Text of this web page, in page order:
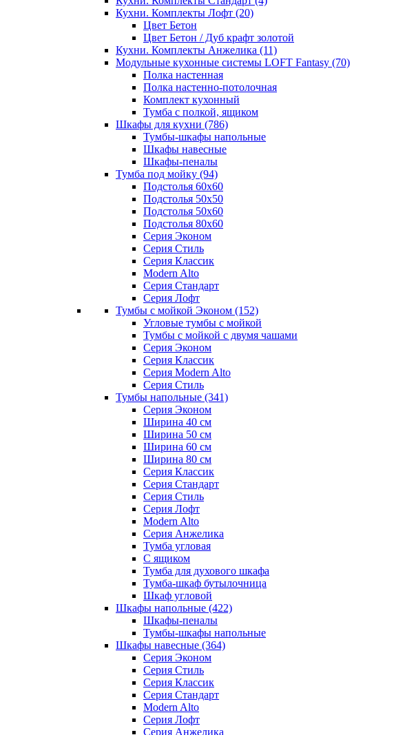
Кухни. Комплекты Лофт (20)
Цвет Бетон
Цвет Бетон / Дуб крафт золотой
Кухни. Комплекты Анжелика (11)
Модульные кухонные системы LOFT Fantasy (70)
Полка настенная
Полка настенно-потолочная
Комплект кухонный
Тумба с полкой, ящиком
Шкафы для кухни (786)
Тумбы-шкафы напольные
Шкафы навесные
Шкафы-пеналы
Тумба под мойку (94)
Подстолья 60х60
Подстолья 50х50
Подстолья 50х60
Подстолья 80х60
Серия Эконом
Серия Стиль
Серия Классик
Modern Alto
Серия Стандарт
Серия Лофт
Тумбы с мойкой Эконом (152)
Угловые тумбы с мойкой
Тумбы с мойкой с двумя чашами
Серия Эконом
Серия Классик
Серия Modern Alto
Серия Стиль
Тумбы напольные (341)
Серия Эконом
Ширина 40 см
Ширина 50 см
Ширина 60 см
Ширина 80 см
Серия Классик
Серия Стандарт
Серия Стиль
Серия Лофт
Modern Alto
Серия Анжелика
Тумба угловая
С ящиком
Тумба для духового шкафа
Тумба-шкаф бутылочница
Шкаф угловой
Шкафы напольные (422)
Шкафы-пеналы
Тумбы-шкафы напольные
Шкафы навесные (364)
Серия Эконом
Серия Стиль
Серия Классик
Серия Стандарт
Modern Alto
Серия Лофт
Серия Анжелика